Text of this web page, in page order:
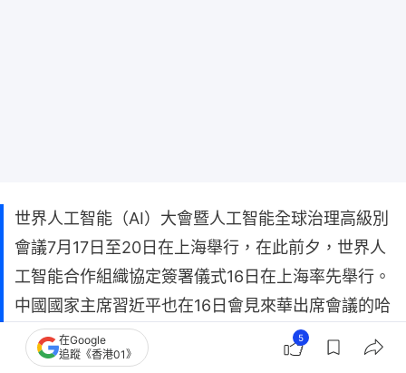
世界人工智能（AI）大會暨人工智能全球治理高級別
會議7月17日至20日在上海舉行，在此前夕，世界人
工智能合作組織協定簽署儀式16日在上海率先舉行。
中國國家主席習近平也在16日會見來華出席會議的哈
薩克總統托卡耶夫（Kassym-Jomart Tokayev），
共同見證簽署和宣布經貿、交通、財政、媒體等領域
在Google
追蹤《香港01》
5